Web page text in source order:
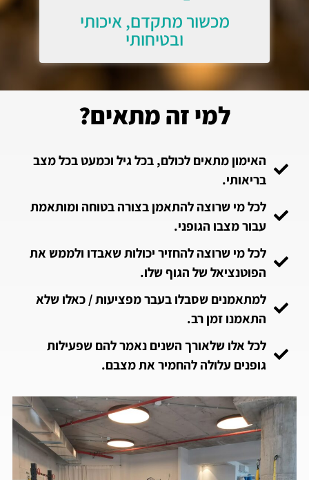
מכשור מתקדם, איכותי
ובטיחותי
למי זה מתאים?
האימון מתאים לכולם, בכל גיל וכמעט בכל מצב
בריאותי.
לכל מי שרוצה להתאמן בצורה בטוחה ומותאמת
עבור מצבו הגופני.
לכל מי שרוצה להחזיר יכולות שאבדו ולממש את
הפוטנציאל של הגוף שלו.
למתאמנים שסבלו בעבר מפציעות / כאלו שלא
התאמנו זמן רב.
לכל אלו שלאורך השנים נאמר להם שפעילות
גופנים עלולה להחמיר את מצבם.